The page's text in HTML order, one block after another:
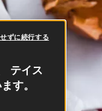
テイス
す。
ずに続行する